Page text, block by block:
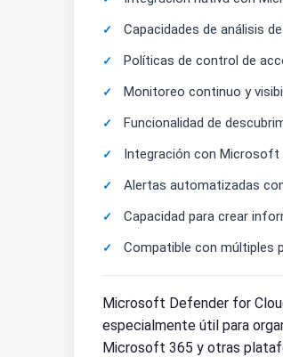
Capacidades de análisis
Políticas de control de
Monitoreo continuo y
Funcionalidad de
Integración con Microsoft
Alertas automatizadas
Capacidad para crear
Compatible con múltiples
Microsoft Defender for
especialmente útil para
Microsoft 365 y otras